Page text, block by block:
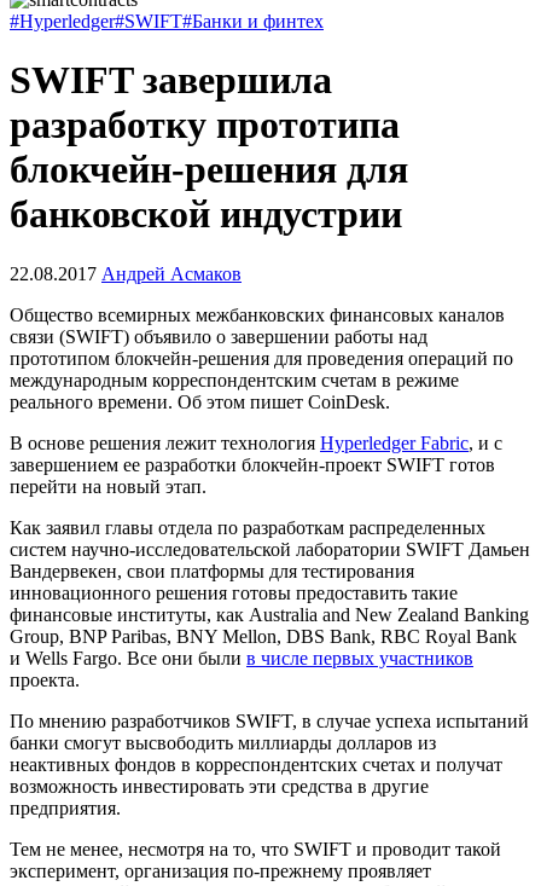
#Hyperledger#SWIFT#Банки и финтех
SWIFT завершила
разработку прототипа
блокчейн-решения для
банковской индустрии
22.08.2017 Андрей Асмаков
Общество всемирных межбанковских финансовых каналов
связи (SWIFT) объявило о завершении работы над
прототипом блокчейн-решения для проведения операций по
международным корреспондентским счетам в режиме
реального времени. Об этом пишет CoinDesk.
В основе решения лежит технология Hyperledger Fabric, и с
завершением ее разработки блокчейн-проект SWIFT готов
перейти на новый этап.
Как заявил главы отдела по разработкам распределенных
систем научно-исследовательской лаборатории SWIFT Дамьен
Вандервекен, свои платформы для тестирования
инновационного решения готовы предоставить такие
финансовые институты, как Australia and New Zealand Banking
Group, BNP Paribas, BNY Mellon, DBS Bank, RBC Royal Bank
и Wells Fargo. Все они были в числе первых участников
проекта.
По мнению разработчиков SWIFT, в случае успеха испытаний
банки смогут высвободить миллиарды долларов из
неактивных фондов в корреспондентских счетах и получат
возможность инвестировать эти средства в другие
предприятия.
Тем не менее, несмотря на то, что SWIFT и проводит такой
эксперимент, организация по-прежнему проявляет